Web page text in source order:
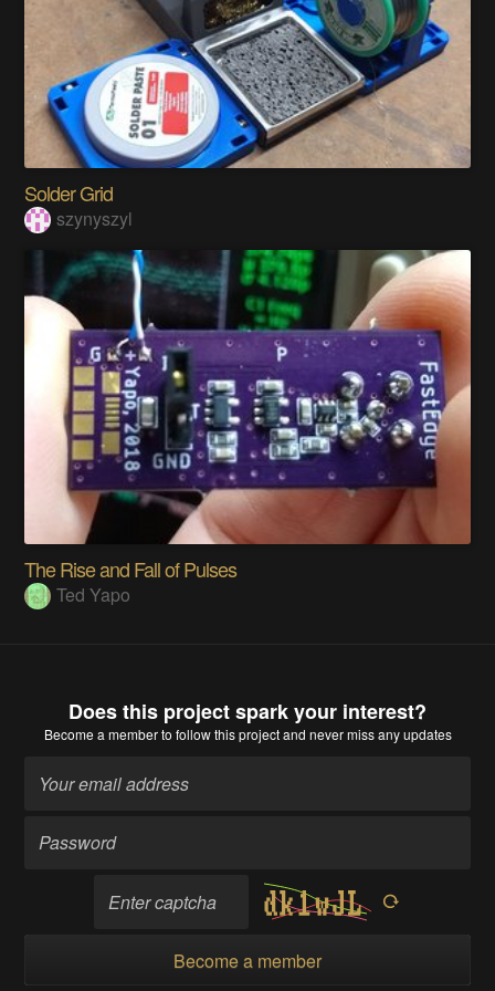
Solder Grid
szynyszyl
The Rise and Fall of Pulses
Ted Yapo
Does this project spark your interest?
Become a memberto follow this project and never miss any updates
Become a member